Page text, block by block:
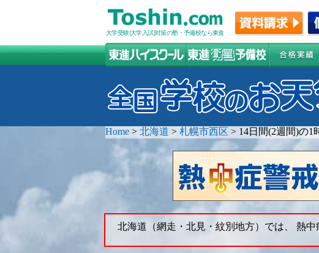
大学受験(大学入試)対策の塾・予備校なら東進
Home > 北海道 > 札幌市西区 > 14日間(2週間)の1
北海道（網走・北見・紋別地方）では、 熱